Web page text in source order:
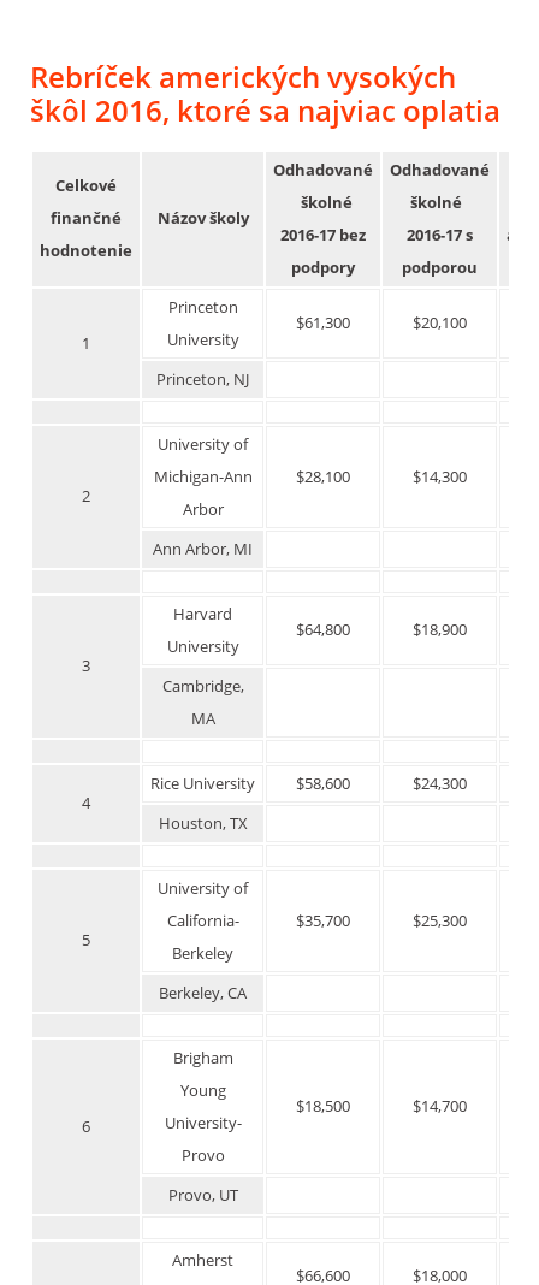
Rebríček amerických vysokých
škôl 2016, ktoré sa najviac oplatia
Celkové
finančné
hodnotenie
Názov školy
Odhadované
školné
2016-17 bez
podpory
Odhadované
školné
2016-17 s
podporou
1
Princeton
University
$61,300 $20,100
Princeton, NJ
2
University of
Michigan-Ann
Arbor
$28,100 $14,300
Ann Arbor, MI
3
Harvard
University
$64,800 $18,900
Cambridge,
MA
4
Rice University $58,600 $24,300
Houston, TX
5
University of
California-
Berkeley
$35,700 $25,300
Berkeley, CA
6
Brigham
Young
University-
Provo
$18,500 $14,700
Provo, UT
Amherst
$66,600 $18,000